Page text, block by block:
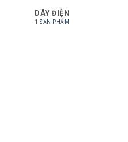
DÂY ĐIỆN
1 SẢN PHẨM